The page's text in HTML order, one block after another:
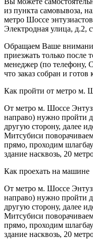
из пункта самовывоза,
метро Шоссе
Электродная улица, д.2,
Обращаем Ваше
приезжать только после
менеджер (по телефону,
что заказ собран и готов
Как пройти от метро м.
От метро м. Шоссе
направо) нужно пройти
другую сторону, далее
Митсубиси
прямо, проходим
здание насквозь, 20
Как проехать на машине
От метро м. Шоссе
направо) нужно пройти
другую сторону, далее
Митсубиси
прямо, проходим
здание насквозь, 20